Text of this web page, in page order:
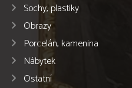
Sochy, plastiky
Obrazy
Porcelán, kamenina
Nábytek
Ostatní